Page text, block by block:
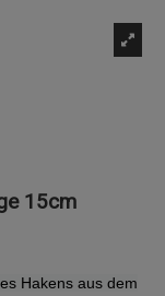
15cm
Hakens aus dem